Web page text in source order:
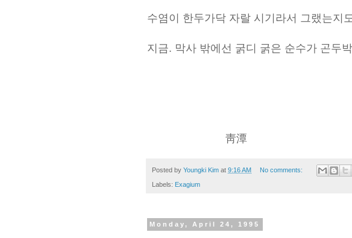
수염이 한두가닥 자랄 시기라서 그랬는지
지금. 막사 밖에선 굵디 굵은 순수가 곤두
靑潭
Posted by Youngki Kim at 9:16 AM No comments:
Labels: Exagium
Monday, April 24, 1995